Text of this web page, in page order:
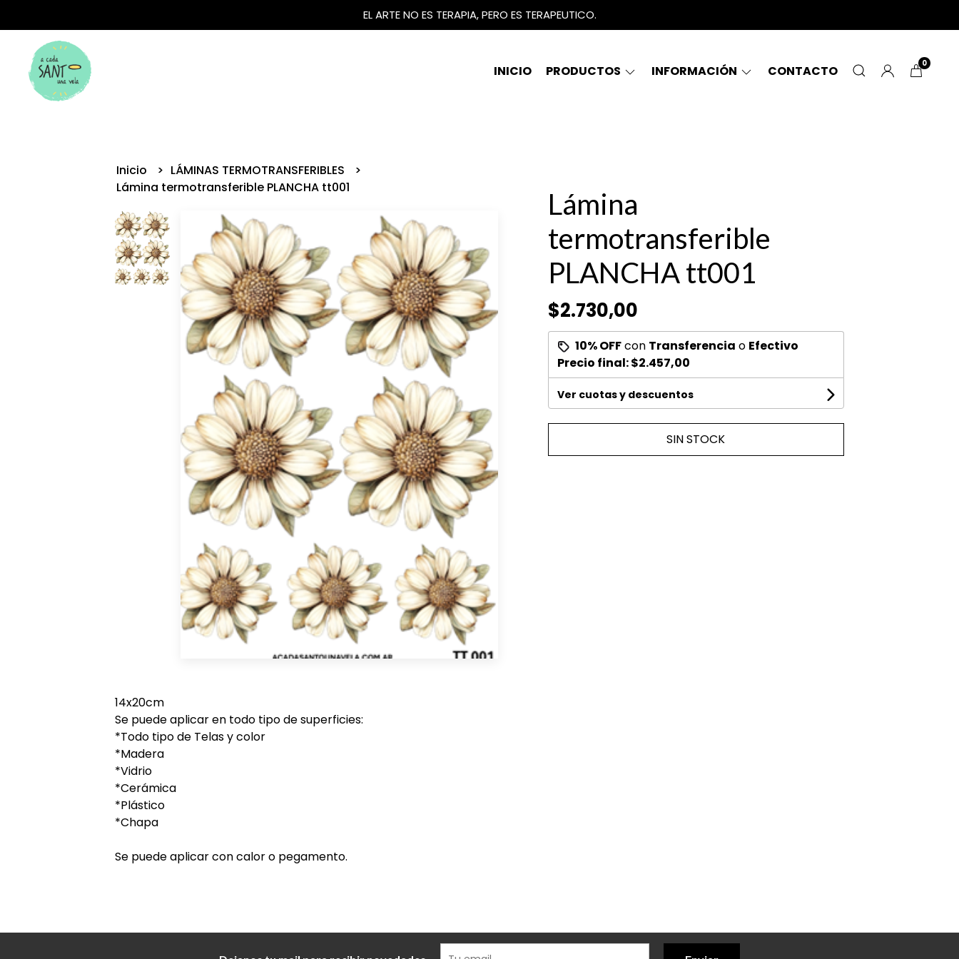
EL ARTE NO ES TERAPIA, PERO ES TERAPEUTICO.
INICIO PRODUCTOS INFORMACIÓN CONTACTO 0
Inicio
LÁMINAS TERMOTRANSFERIBLES
Lámina termotransferible PLANCHA tt001
14x20cm
Se puede aplicar en todo tipo de superficies:
*Todo tipo de Telas y color
*Madera
*Vidrio
*Cerámica
*Plástico
*Chapa
Se puede aplicar con calor o pegamento.
Lámina
termotransferible
PLANCHA tt001
$2.730,00
10% OFFcon Transferencia o Efectivo
Precio final:$2.457,00
Ver cuotas y descuentos
SIN STOCK